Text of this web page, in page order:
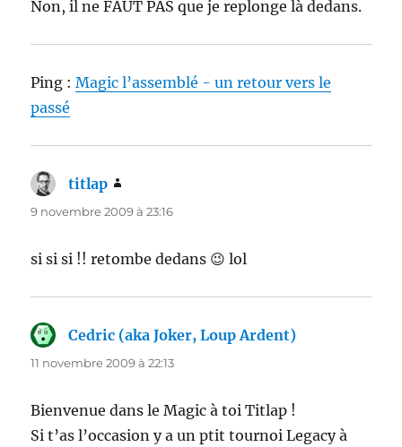
Non, il ne FAUT PAS que je replonge là dedans.
Ping :Magic l’assemblé - un retour vers le
passé
titlap
9 novembre 2009 à 23:16
si si si !! retombe dedans 😉 lol
Cedric (aka Joker, Loup Ardent)
11 novembre 2009 à 22:13
Bienvenue dans le Magic à toi Titlap !
Si t’as l’occasion y a un ptit tournoi Legacy à